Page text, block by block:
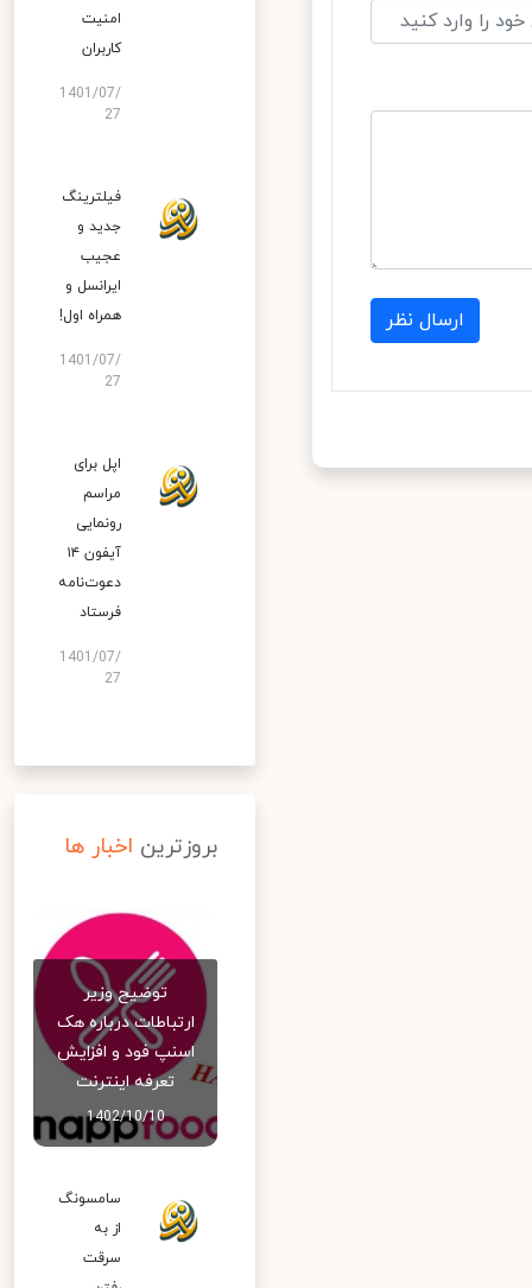
ارسال نظر
امنیت
کاربران
1401/07/
27
فیلترینگ
جدید و
عجیب
ایرانسل و
همراه اول!
1401/07/
27
اپل برای
مراسم
رونمایی
آیفون ۱۴
دعوت‌نامه
فرستاد
1401/07/
27
بروزترین اخبار ها
توضیح وزیر
ارتباطات درباره هک
اسنپ‌ فود و افزایش
تعرفه اینترنت
1402/10/10
سامسونگ
از به
سرقت